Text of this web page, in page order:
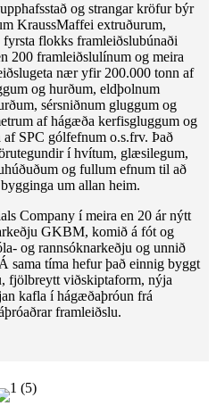
og strangar kröfur býr
KraussMaffei extruðurum,
flokks framleiðslubúnaði
200 framleiðslulínum og meira
nær yfir 200.000 tonn af
og hurðum, eldþolnum
sérsniðnum gluggum og
af hágæða kerfisgluggum og
SPC gólfefnum o.s.frv. Það
í hvítum, glæsilegum,
og fullum efnum til að
um allan heim.
Company í meira en 20 ár nýtt
GKBM, komið á fót og
og rannsóknarkeðju og unnið
sama tíma hefur það einnig byggt
viðskiptaform, nýja
kafla í hágæðaþróun frá
framleiðslu.